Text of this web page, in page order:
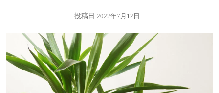
投稿日 2022年7月12日